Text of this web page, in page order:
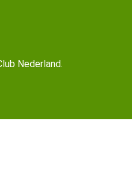
Nederland.